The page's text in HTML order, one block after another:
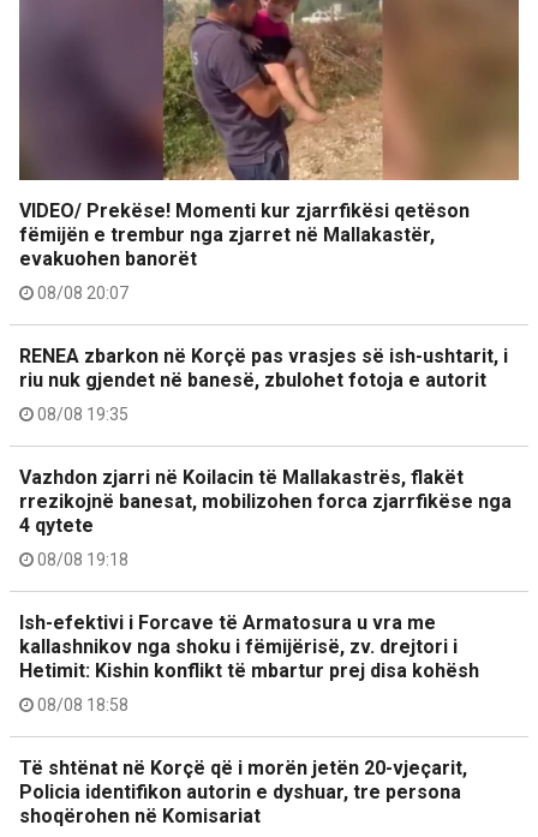
VIDEO/ Prekëse! Momenti kur zjarrfikësi qetëson
fëmijën e trembur nga zjarret në Mallakastër,
evakuohen banorët
08/08 20:07
RENEA zbarkon në Korçë pas vrasjes së ish-ushtarit, i
riu nuk gjendet në banesë, zbulohet fotoja e autorit
08/08 19:35
Vazhdon zjarri në Koilacin të Mallakastrës, flakët
rrezikojnë banesat, mobilizohen forca zjarrfikëse nga
4 qytete
08/08 19:18
Ish-efektivi i Forcave të Armatosura u vra me
kallashnikov nga shoku i fëmijërisë, zv. drejtori i
Hetimit: Kishin konflikt të mbartur prej disa kohësh
08/08 18:58
Të shtënat në Korçë që i morën jetën 20-vjeçarit,
Policia identifikon autorin e dyshuar, tre persona
shoqërohen në Komisariat